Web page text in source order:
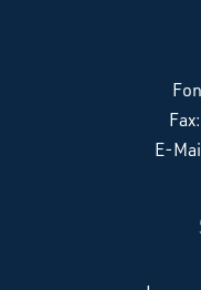
E-